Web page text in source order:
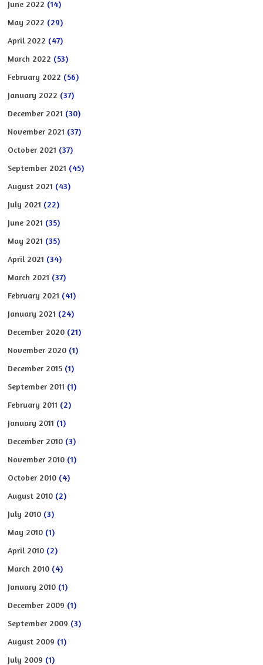
June 2022 (14)
May 2022 (29)
April 2022 (47)
March 2022 (53)
February 2022 (56)
January 2022 (37)
December 2021 (30)
November 2021 (37)
October 2021 (37)
September 2021 (45)
August 2021 (43)
July 2021 (22)
June 2021 (35)
May 2021 (35)
April 2021 (34)
March 2021 (37)
February 2021 (41)
January 2021 (24)
December 2020 (21)
November 2020 (1)
December 2015 (1)
September 2011 (1)
February 2011 (2)
January 2011 (1)
December 2010 (3)
November 2010 (1)
October 2010 (4)
August 2010 (2)
July 2010 (3)
May 2010 (1)
April 2010 (2)
March 2010 (4)
January 2010 (1)
December 2009 (1)
September 2009 (3)
August 2009 (1)
July 2009 (1)